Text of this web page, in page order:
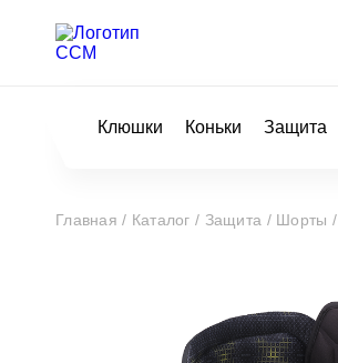
Клюшки Коньки Защита
Главная / Каталог / Защита / Шорты /